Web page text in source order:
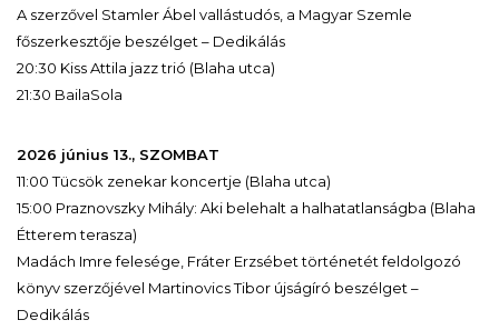
A szerzővel Stamler Ábel vallástudós, a Magyar Szemle
főszerkesztője beszélget – Dedikálás
20:30 Kiss Attila jazz trió (Blaha utca)
21:30 BailaSola
2026 június 13., SZOMBAT
11:00 Tücsök zenekar koncertje (Blaha utca)
15:00 Praznovszky Mihály: Aki belehalt a halhatatlanságba (Blaha
Étterem terasza)
Madách Imre felesége, Fráter Erzsébet történetét feldolgozó
könyv szerzőjével Martinovics Tibor újságíró beszélget –
Dedikálás